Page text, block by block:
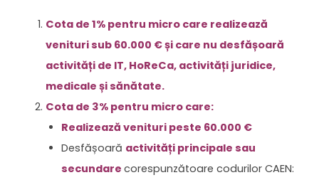
Cota de 1% pentru micro care realizează
venituri sub 60.000 € și care nu desfășoară
activități de IT, HoReCa, activități juridice,
medicale și sănătate.
Cota de 3% pentru micro care:
Realizează venituri peste 60.000 €
Desfășoară activități principale sau
secundare corespunzătoare codurilor CAEN: